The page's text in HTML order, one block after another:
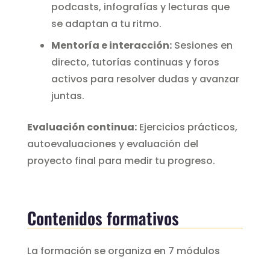
podcasts, infografías y lecturas que
se adaptan a tu ritmo.
Mentoría e interacción:Sesiones en
directo, tutorías continuas y foros
activos para resolver dudas y avanzar
juntas.
Evaluación continua:Ejercicios prácticos,
autoevaluaciones y evaluación del
proyecto final para medir tu progreso.
Contenidos formativos
La formación se organiza en 7 módulos